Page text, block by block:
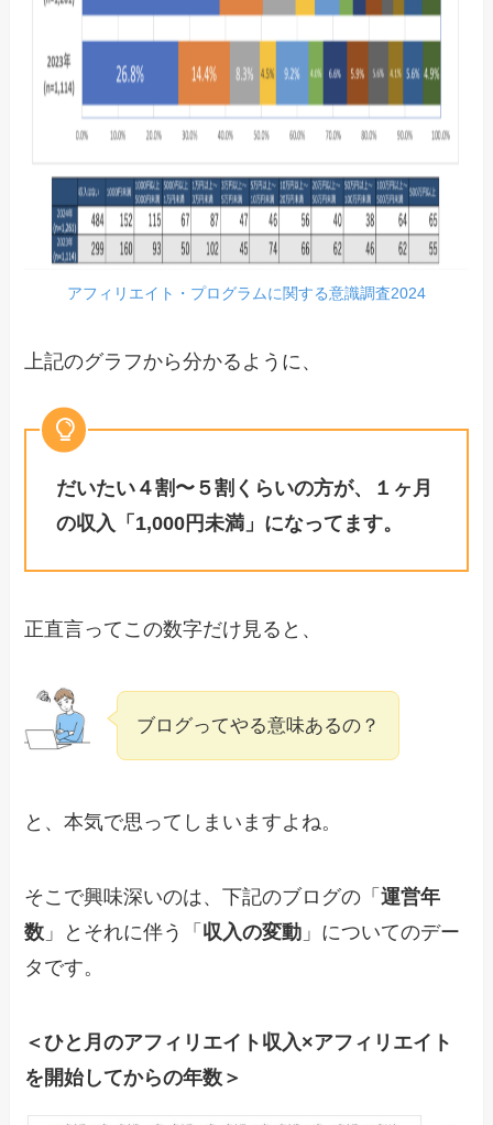
アフィリエイト・プログラムに関する意識調査2024
上記のグラフから分かるように、
だいたい４割〜５割くらいの方が、１ヶ月
の収入「1,000円未満」になってます。
正直言ってこの数字だけ見ると、
ブログってやる意味あるの？
と、本気で思ってしまいますよね。
そこで興味深いのは、下記のブログの「運営年
数 」とそれに伴う「 収入の変動 」についてのデー
タです。
＜ひと月のアフィリエイト収入×アフィリエイト
を開始してからの年数＞